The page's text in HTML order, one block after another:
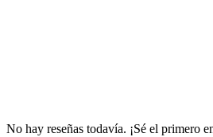
No hay reseñas todavía. ¡Sé el primero